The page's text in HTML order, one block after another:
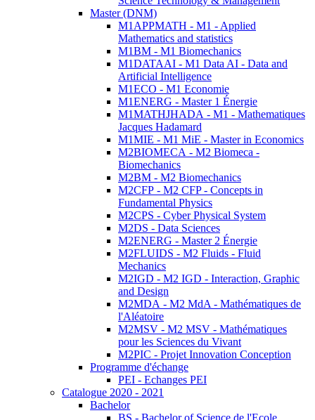
Master (DNM)
M1APPMATH - M1 - Applied
Mathematics and statistics
M1BM - M1 Biomechanics
M1DATAAI - M1 Data AI - Data and
Artificial Intelligence
M1ECO - M1 Economie
M1ENERG - Master 1 Énergie
M1MATHJHADA - M1 - Mathematiques
Jacques Hadamard
M1MIE - M1 MiE - Master in Economics
M2BIOMECA - M2 Biomeca -
Biomechanics
M2BM - M2 Biomechanics
M2CFP - M2 CFP - Concepts in
Fundamental Physics
M2CPS - Cyber Physical System
M2DS - Data Sciences
M2ENERG - Master 2 Énergie
M2FLUIDS - M2 Fluids - Fluid
Mechanics
M2IGD - M2 IGD - Interaction, Graphic
and Design
M2MDA - M2 MdA - Mathématiques de
l'Aléatoire
M2MSV - M2 MSV - Mathématiques
pour les Sciences du Vivant
M2PIC - Projet Innovation Conception
Programme d'échange
PEI - Echanges PEI
Catalogue 2020 - 2021
Bachelor
BS - Bachelor of Science de l'Ecole